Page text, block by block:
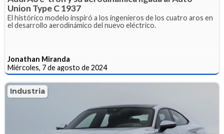
Union Type C 1937
El histórico modelo inspiró a los ingenieros de los cuatro aros en
el desarrollo aerodinámico del nuevo eléctrico.
Jonathan Miranda
Miércoles, 7 de agosto de 2024
Industria